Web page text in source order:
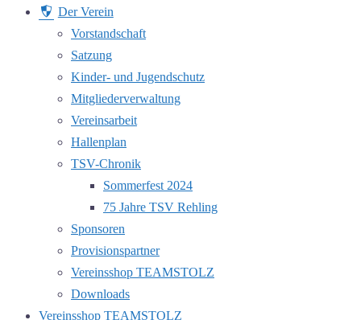
Der Verein
Vorstandschaft
Satzung
Kinder- und Jugendschutz
Mitgliederverwaltung
Vereinsarbeit
Hallenplan
TSV-Chronik
Sommerfest 2024
75 Jahre TSV Rehling
Sponsoren
Provisionspartner
Vereinsshop TEAMSTOLZ
Downloads
Vereinsshop TEAMSTOLZ